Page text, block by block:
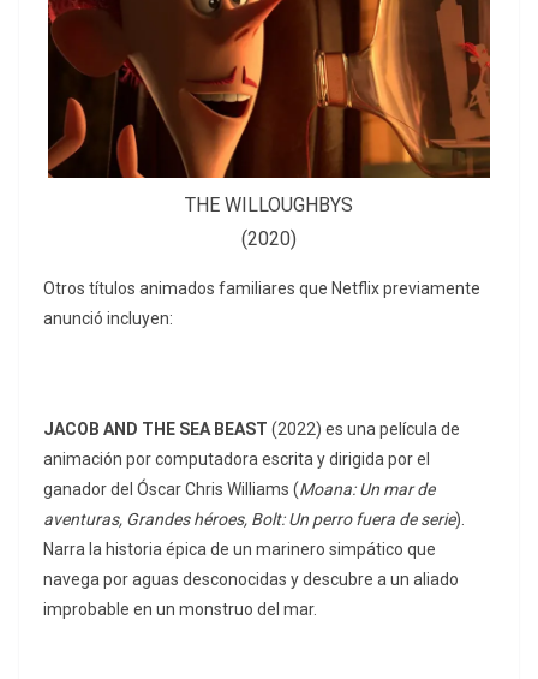
THE WILLOUGHBYS
(2020)
Otros títulos animados familiares que Netflix previamente
anunció incluyen:
JACOB AND THE SEA BEAST (2022) es una película de
animación por computadora escrita y dirigida por el
ganador del Óscar Chris Williams (Moana: Un mar de
aventuras, Grandes héroes, Bolt: Un perro fuera de serie).
Narra la historia épica de un marinero simpático que
navega por aguas desconocidas y descubre a un aliado
improbable en un monstruo del mar.